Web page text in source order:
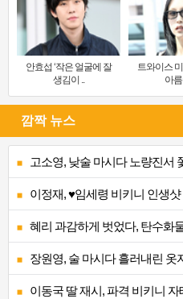
안효섭 ‘작은 얼굴에 잘
생김이 ..
트와이스
아
깜짝 뉴스
고소영, 낮술 마시다 노량진서
이정재, ♥임세령 비키니 인생
혜리 과감하게 벗었다, 탄수화
장원영, 술 마시다 흘러내린
이동국 딸 재시, 파격 비키니